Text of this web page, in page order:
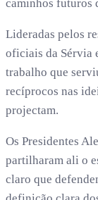
caminhos futuros
Lideradas pelos
oficiais da Sérvia
trabalho que
recíprocos nas
projectam.
Os Presidentes
partilharam ali o
claro que